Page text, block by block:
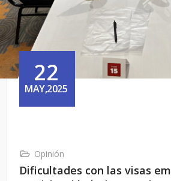
22
MAY,2025
Opinión
Dificultades con las visas